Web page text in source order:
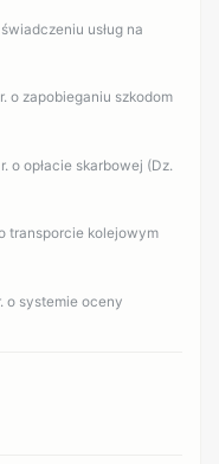
usług na
o zapobieganiu szkodom
o opłacie skarbowej (Dz.
transporcie kolejowym
o systemie oceny